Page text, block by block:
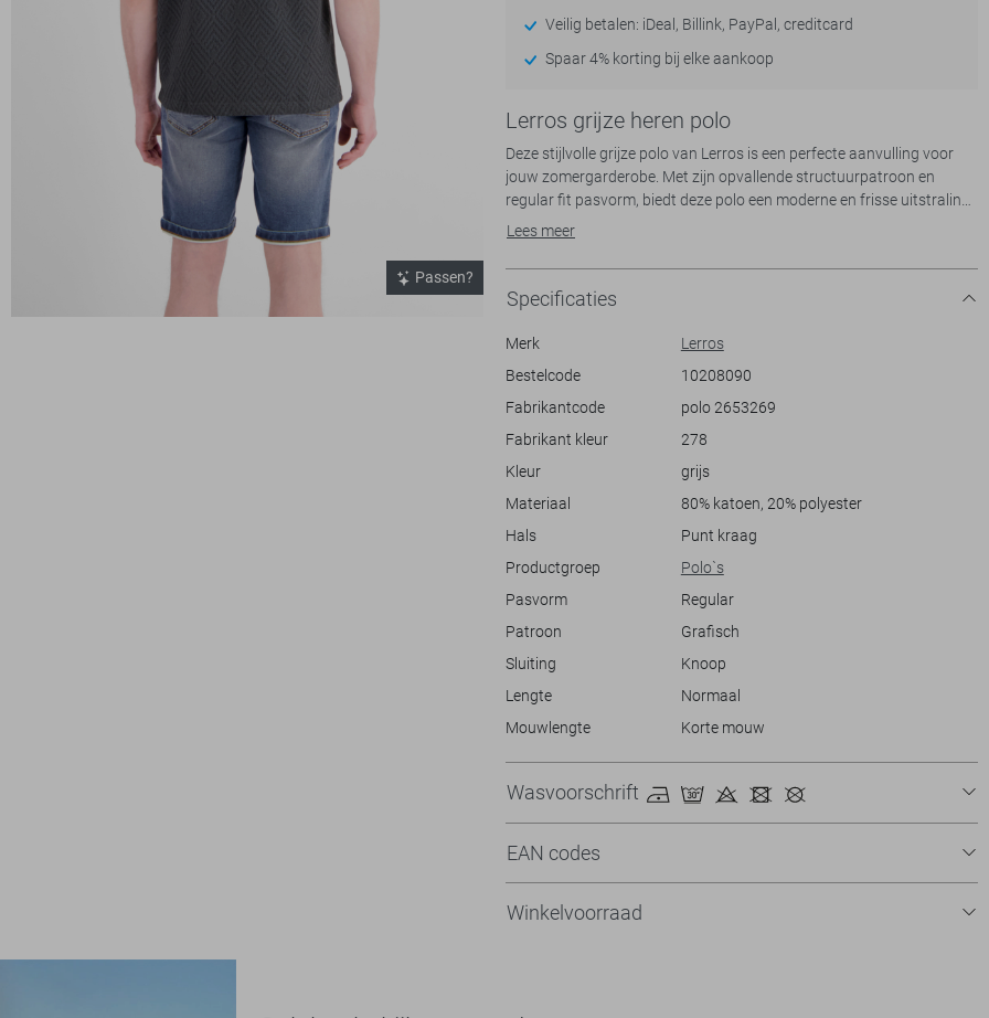
Passen?
Veilig betalen: iDeal, Billink, PayPal, creditcard
Spaar 4% korting bij elke aankoop
Lerros grijze heren polo
Deze stijlvolle grijze polo van Lerros is een perfecte aanvulling voor
jouw zomergarderobe. Met zijn opvallende structuurpatroon en
regular fit pasvorm, biedt deze polo een moderne en frisse uitstraling
zonder aan comfort in te boeten. De elegante puntkraag en de
waardoor het geschikt is voor zowel ontspannen momenten als iets
formelere gelegenheden.
Gemaakt van een combinatie van 80% katoen en 20% polyester, biedt
dagen. Het normale model van deze polo zorgt ervoor dat hij
makkelijk te combineren is met zowel een korte broek als een nette
pantalon. Of je nu een dagje naar het strand gaat of een informele
tussen stijl en draagcomfort. Een veelzijdige keuze die moeiteloos
past bij jouw persoonlijke stijl.
Lees meer
Specificaties
Merk
Lerros
Bestelcode
10208090
Fabrikantcode
polo 2653269
Fabrikant kleur
278
Kleur
grijs
Materiaal
80% katoen, 20% polyester
Hals
Punt kraag
Productgroep
Polo`s
Pasvorm
Regular
Patroon
Grafisch
Sluiting
Knoop
Lengte
Normaal
Mouwlengte
Korte mouw
Wasvoorschrift
EAN codes
Winkelvoorraad